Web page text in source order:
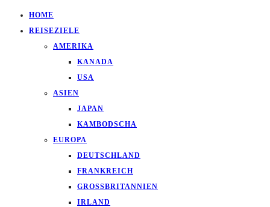
HOME
REISEZIELE
AMERIKA
KANADA
USA
ASIEN
JAPAN
KAMBODSCHA
EUROPA
DEUTSCHLAND
FRANKREICH
GROSSBRITANNIEN
IRLAND